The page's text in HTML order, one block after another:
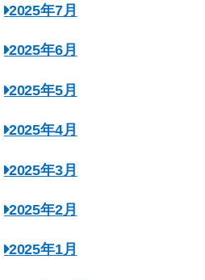
2025年7月
2025年6月
2025年5月
2025年4月
2025年3月
2025年2月
2025年1月